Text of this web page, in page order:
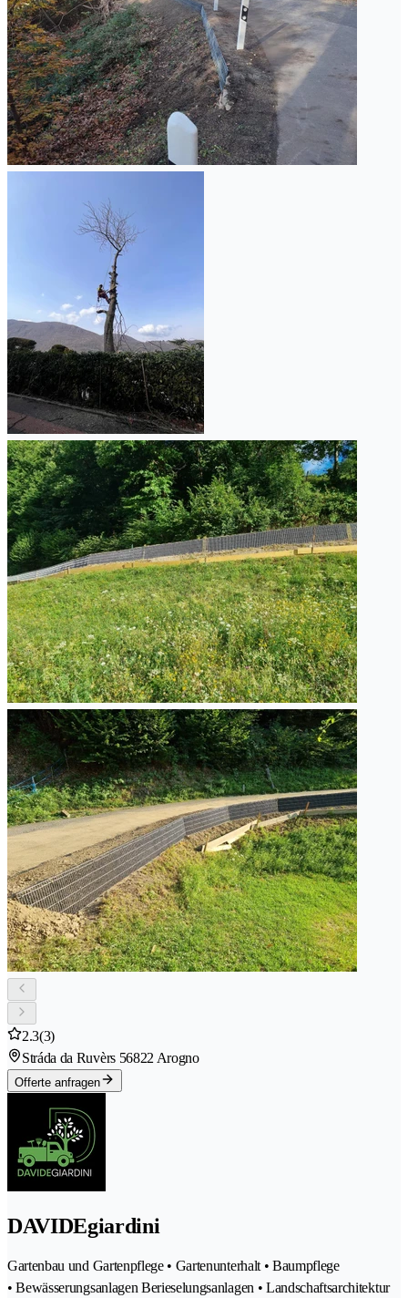
2.3(3)
Stráda da Ruvèrs 56822 Arogno
Offerte anfragen
DAVIDEgiardini
Gartenbau und Gartenpflege • Gartenunterhalt • Baumpflege
• Bewässerungsanlagen Berieselungsanlagen • Landschaftsarchitektur